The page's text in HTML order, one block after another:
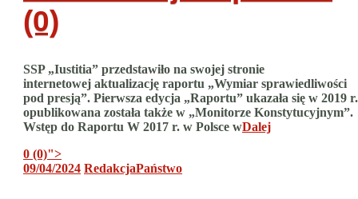
(0)
SSP „Iustitia” przedstawiło na swojej stronie
internetowej aktualizację raportu „Wymiar sprawiedliwości
pod presją”. Pierwsza edycja „Raportu” ukazała się w 2019
opublikowana została także w „Monitorze Konstytucyjnym”.
Wstęp do Raportu W 2017 r. w Polsce wDalej
0 (0)">
09/04/2024 RedakcjaPaństwo